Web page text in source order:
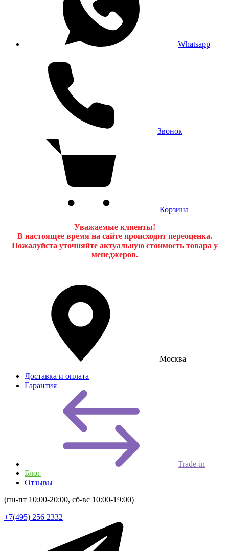
Whatsapp
Звонок
Корзина
Уважаемые клиенты!
В настоящее время на сайте происходит переоценка.
Пожалуйста уточняйте актуальную стоимость товара у
менеджеров.
Москва
Доставка и оплата
Гарантия
Trade-in
Блог
Отзывы
(пн-пт 10:00-20:00, сб-вс 10:00-19:00)
+7(495) 256 2332